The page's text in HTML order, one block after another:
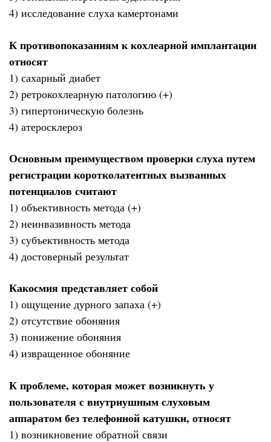
4) исследование слуха камертонами
К противопоказаниям к кохлеарной имплантации
относят
1) сахарный диабет
2) ретрокохлеарную патологию (+)
3) гипертоническую болезнь
4) атеросклероз
Основным преимуществом проверки слуха путем
регистрации коротколатентных вызванных
потенциалов считают
1) объективность метода (+)
2) неинвазивность метода
3) субъективность метода
4) достоверный результат
Какосмия представляет собой
1) ощущение дурного запаха (+)
2) отсутствие обоняния
3) понижение обоняния
4) извращенное обоняние
К проблеме, которая может возникнуть у
пользователя с внутриушным слуховым
аппаратом без телефонной катушки, относят
1) возникновение обратной связи